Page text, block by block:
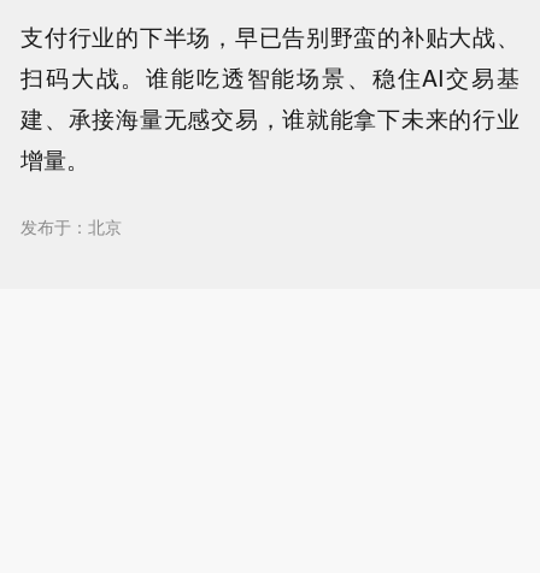
支付行业的下半场，早已告别野蛮的补贴大战、
扫码大战。谁能吃透智能场景、稳住AI交易基
建、承接海量无感交易，谁就能拿下未来的行业
增量。
发布于：北京